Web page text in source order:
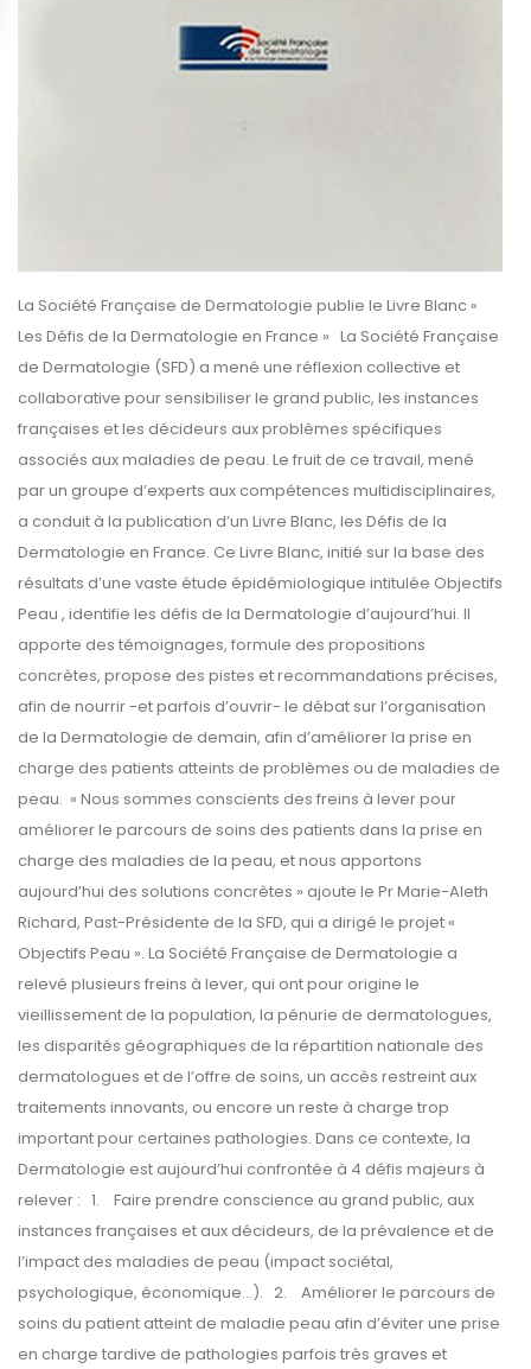
La Société Française de Dermatologie publie le Livre Blanc «
Les Défis de la Dermatologie en France » La Société Française
de Dermatologie (SFD) a mené une réflexion collective et
collaborative pour sensibiliser le grand public, les instances
françaises et les décideurs aux problèmes spécifiques
associés aux maladies de peau. Le fruit de ce travail, mené
par un groupe d’experts aux compétences multidisciplinaires,
a conduit à la publication d’un Livre Blanc, les Défis de la
Dermatologie en France. Ce Livre Blanc, initié sur la base des
résultats d’une vaste étude épidémiologique intitulée Objectifs
Peau , identifie les défis de la Dermatologie d’aujourd’hui. Il
apporte des témoignages, formule des propositions
concrètes, propose des pistes et recommandations précises,
afin de nourrir -et parfois d’ouvrir- le débat sur l’organisation
de la Dermatologie de demain, afin d’améliorer la prise en
charge des patients atteints de problèmes ou de maladies de
peau. « Nous sommes conscients des freins à lever pour
améliorer le parcours de soins des patients dans la prise en
charge des maladies de la peau, et nous apportons
aujourd’hui des solutions concrètes » ajoute le Pr Marie-Aleth
Richard, Past-Présidente de la SFD, qui a dirigé le projet «
Objectifs Peau ». La Société Française de Dermatologie a
relevé plusieurs freins à lever, qui ont pour origine le
vieillissement de la population, la pénurie de dermatologues,
les disparités géographiques de la répartition nationale des
dermatologues et de l’offre de soins, un accès restreint aux
traitements innovants, ou encore un reste à charge trop
important pour certaines pathologies. Dans ce contexte, la
Dermatologie est aujourd’hui confrontée à 4 défis majeurs à
relever : 1. Faire prendre conscience au grand public, aux
instances françaises et aux décideurs, de la prévalence et de
l’impact des maladies de peau (impact sociétal,
psychologique, économique…). 2. Améliorer le parcours de
soins du patient atteint de maladie peau afin d’éviter une prise
en charge tardive de pathologies parfois très graves et